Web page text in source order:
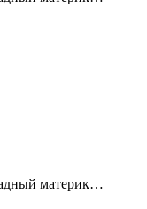
материк…